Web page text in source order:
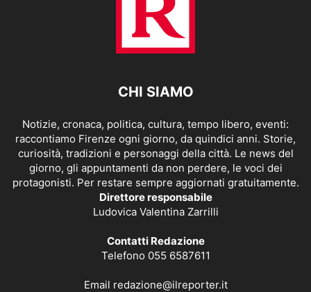
CHI SIAMO
Notizie, cronaca, politica, cultura, tempo libero, eventi:
raccontiamo Firenze ogni giorno, da quindici anni. Storie,
curiosità, tradizioni e personaggi della città. Le news del
giorno, gli appuntamenti da non perdere, le voci dei
protagonisti. Per restare sempre aggiornati gratuitamente.
Direttore responsabile
Ludovica Valentina Zarrilli
Contatti Redazione
Telefono 055 6587611
Email redazione@ilreporter.it